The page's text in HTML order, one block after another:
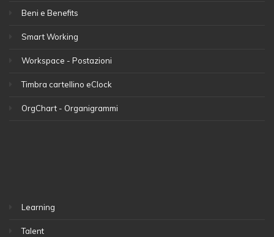
Beni e Benefits
Smart Working
Workspace - Postazioni
Timbra cartellino eClock
OrgChart - Organigrammi
Learning
Talent